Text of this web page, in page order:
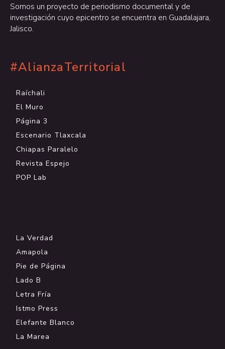
Somos un proyecto de periodismo documental y de
investigación cuyo epicentro se encuentra en Guadalajara,
Jalisco.
#AlianzaTerritorial
Raíchali
El Muro
Página 3
Escenario Tlaxcala
Chiapas Paralelo
Revista Espejo
POP Lab
La Verdad
Amapola
Pie de Página
Lado B
Letra Fría
Istmo Press
Elefante Blanco
La Marea